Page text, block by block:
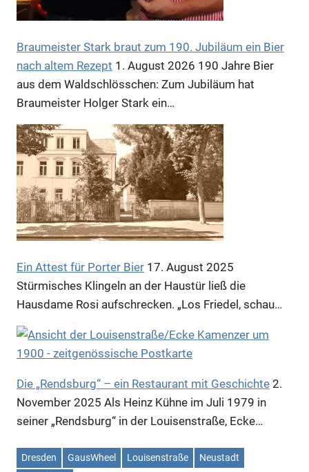
Anzeige
Anzeige
Anzeige
Braumeister Stark braut zum 190. Jubiläum ein Bier
nach altem Rezept 1. August 2026 190 Jahre Bier
aus dem Waldschlösschen: Zum Jubiläum hat
Braumeister Holger Stark ein…
Ein Attest für Porter Bier 17. August 2025
Stürmisches Klingeln an der Haustür ließ die
Hausdame Rosi aufschrecken. „Los Friedel, schau…
Die „Rendsburg“ – ein Restaurant mit Geschichte 2.
November 2025 Als Heinz Kühne im Juli 1979 in
seiner „Rendsburg“ in der Louisenstraße, Ecke…
Dresden GausWheel Louisenstraße
Neustadt